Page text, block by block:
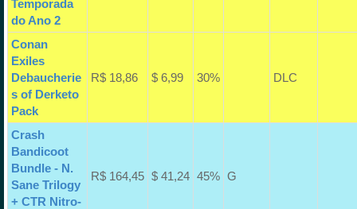
Temporada
do Ano 2
Conan
Exiles
Debaucherie
s of Derketo
Pack
R$ 18,86 $ 6,99 30% DLC
Crash
Bandicoot
Bundle - N.
Sane Trilogy
+ CTR Nitro-
R$ 164,45 $ 41,24 45% G